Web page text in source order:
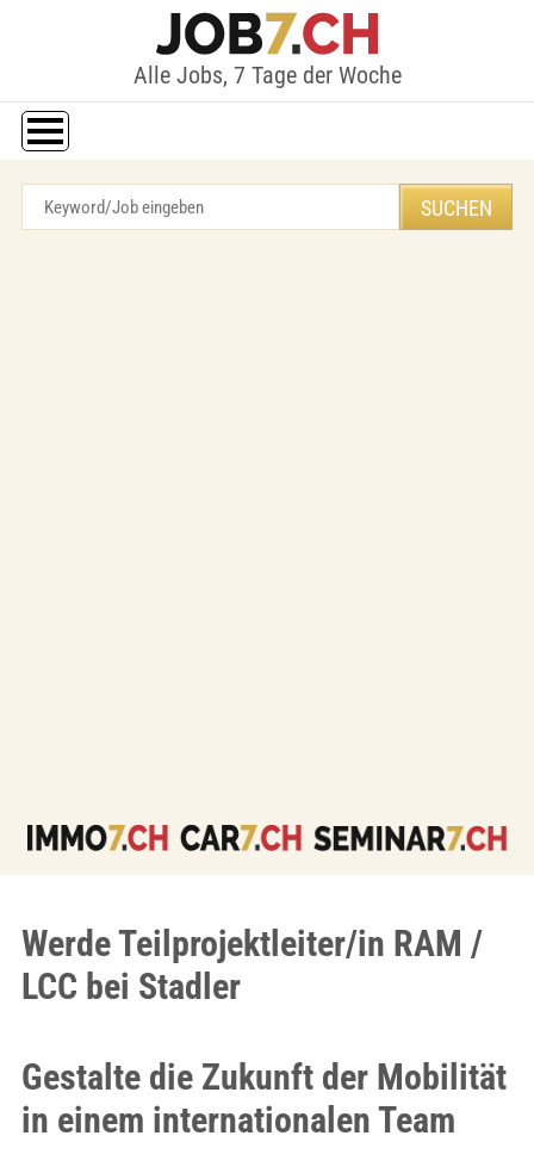
Alle Jobs, 7 Tage der Woche
Werde Teilprojektleiter/in RAM /
LCC bei Stadler
Gestalte die Zukunft der Mobilität
in einem internationalen Team